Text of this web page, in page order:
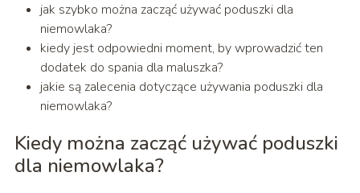
jak szybko można zacząć używać poduszki dla
niemowlaka?
kiedy jest odpowiedni moment, by wprowadzić ten
dodatek do spania dla maluszka?
jakie są zalecenia dotyczące używania poduszki dla
niemowlaka?
Kiedy można zacząć używać poduszki
dla niemowlaka?